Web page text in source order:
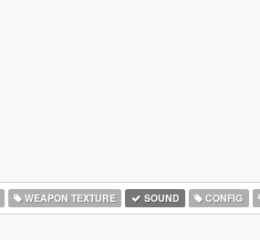
WEAPON TEXTURE SOUND CONFIG